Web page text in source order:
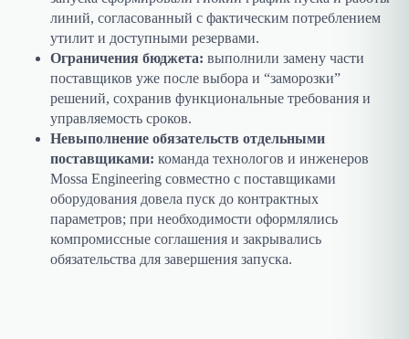
линий, согласованный с фактическим потреблением
утилит и доступными резервами.
Ограничения бюджета: выполнили замену части
поставщиков уже после выбора и “заморозки”
решений, сохранив функциональные требования и
управляемость сроков.
Невыполнение обязательств отдельными
поставщиками: команда технологов и инженеров
Mossa Engineering совместно с поставщиками
оборудования довела пуск до контрактных
параметров; при необходимости оформлялись
компромиссные соглашения и закрывались
обязательства для завершения запуска.